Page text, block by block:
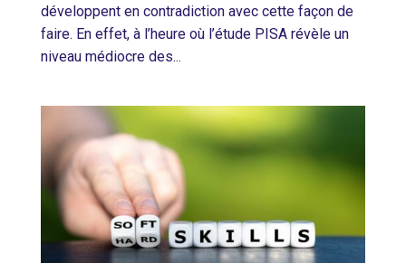
développent en contradiction avec cette façon de
faire. En effet, à l’heure où l’étude PISA révèle un
niveau médiocre des...